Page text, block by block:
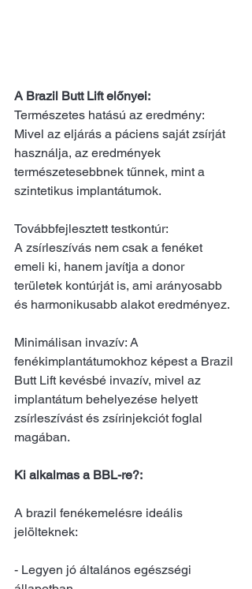
A Brazil Butt Lift előnyei:
Természetes hatású az eredmény:
Mivel az eljárás a páciens saját zsírját
használja, az eredmények
természetesebbnek tűnnek, mint a
szintetikus implantátumok.
Továbbfejlesztett testkontúr:
A zsírleszívás nem csak a fenéket
emeli ki, hanem javítja a donor
területek kontúrját is, ami arányosabb
és harmonikusabb alakot eredményez.
Minimálisan invazív: A
fenékimplantátumokhoz képest a Brazil
Butt Lift kevésbé invazív, mivel az
implantátum behelyezése helyett
zsírleszívást és zsírinjekciót foglal
magában.
Ki alkalmas a BBL-re?:
A brazil fenékemelésre ideális
jelölteknek:
- Legyen jó általános egészségi